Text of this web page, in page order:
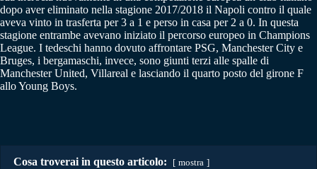
dopo aver eliminato nella stagione 2017/2018 il Napoli contro il quale
aveva vinto in trasferta per 3 a 1 e perso in casa per 2 a 0. In questa
stagione entrambe avevano iniziato il percorso europeo in Champions
League. I tedeschi hanno dovuto affrontare PSG, Manchester City e
Bruges, i bergamaschi, invece, sono giunti terzi alle spalle di
Manchester United, Villareal e lasciando il quarto posto del girone F
allo Young Boys.
Cosa troverai in questo articolo: mostra